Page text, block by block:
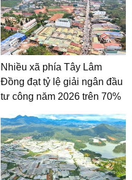
Nhiều xã phía Tây Lâm
Đồng đạt tỷ lệ giải ngân đầu
tư công năm 2026 trên 70%